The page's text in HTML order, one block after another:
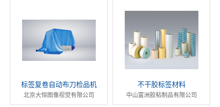
标签复卷自动布刀检品机
北京大恒图像视觉有限公司
不干胶标签材料
中山富洲胶粘制品有限公司